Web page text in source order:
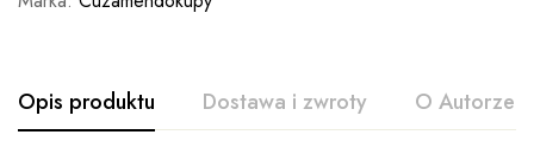
Opis produktu Dostawa i zwroty O Autorze